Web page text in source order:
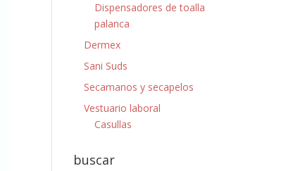
Dispensadores de toalla
palanca
Dermex
Sani Suds
Secamanos y secapelos
Vestuario laboral
Casullas
buscar